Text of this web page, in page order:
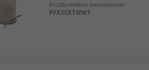
Producentens varenummer
PFXZCETWW1